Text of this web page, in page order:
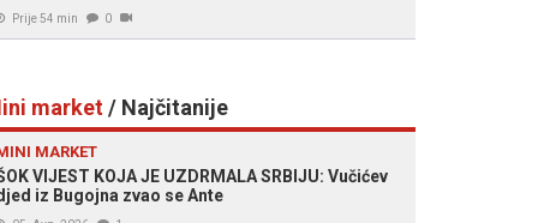
Prije 54 min 0
market/ Najčitanije
MARKET
VIJEST KOJA JE UZDRMALA SRBIJU: Vučićev
iz Bugojna zvao se Ante